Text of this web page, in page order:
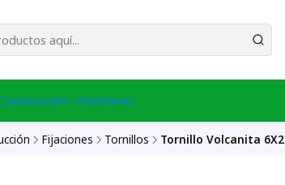
Ferreteria
Fijaciones Tornillos Tornillo Volcanita 6X2